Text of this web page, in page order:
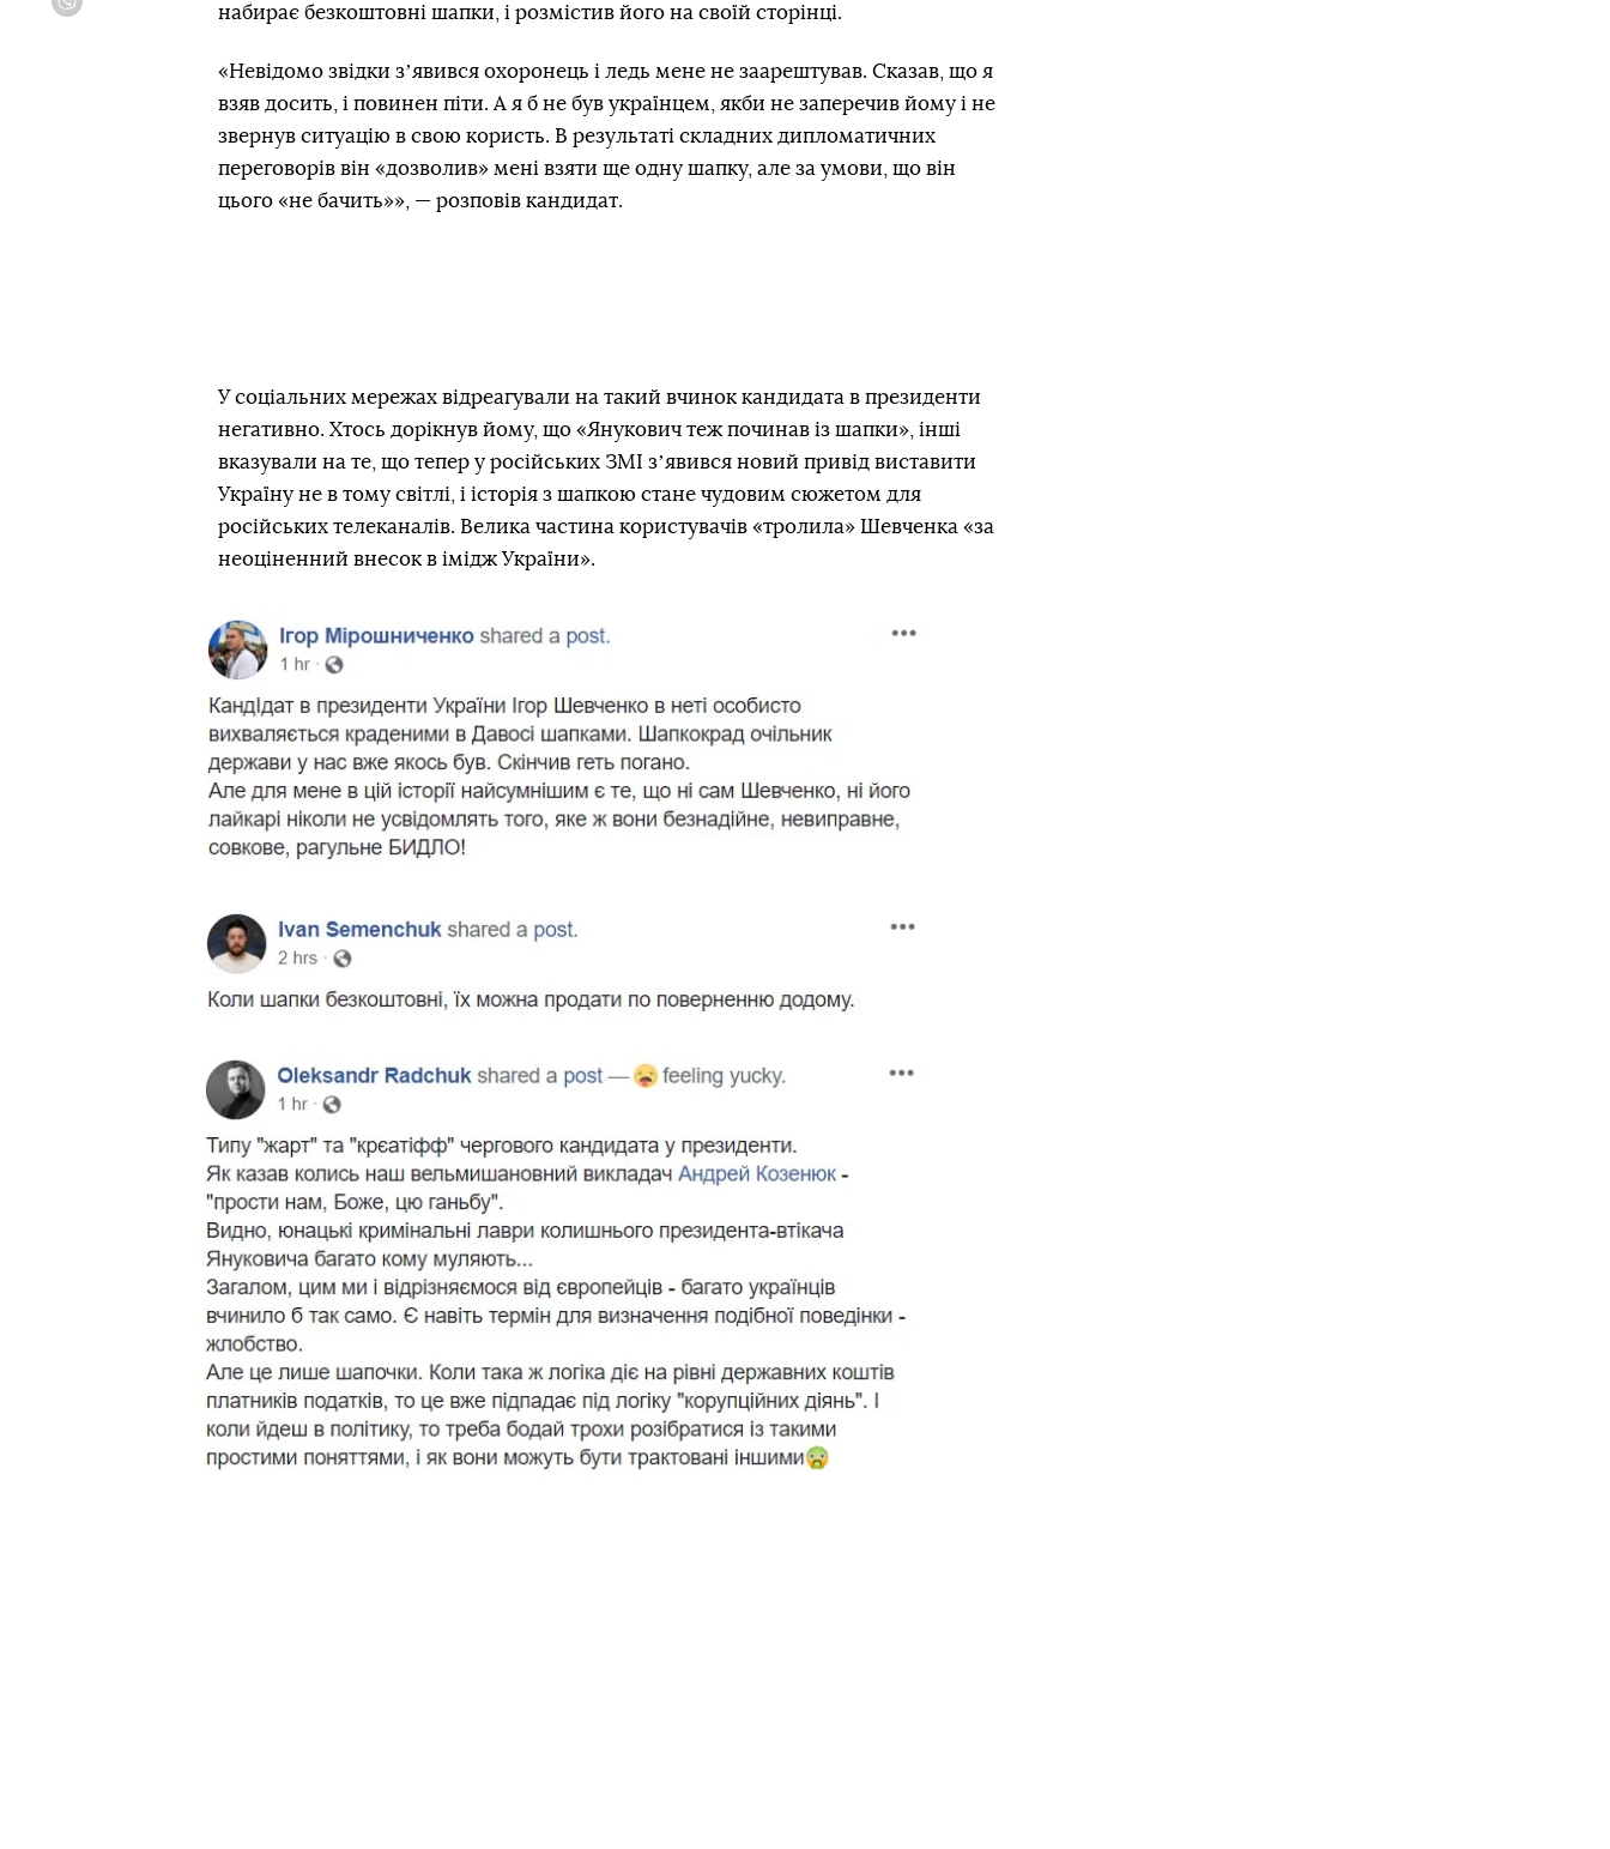
набирає безкоштовні шапки, і розмістив його на своїй сторінці.
«Невідомо звідки зʼявився охоронець і ледь мене не заарештував. Сказав, що я
взяв досить, і повинен піти. А я б не був українцем, якби не заперечив йому і не
звернув ситуацію в свою користь. В результаті складних дипломатичних
переговорів він «дозволив» мені взяти ще одну шапку, але за умови, що він
цього «не бачить»», — розповів кандидат.
У соціальних мережах відреагували на такий вчинок кандидата в президенти
негативно. Хтось дорікнув йому, що «Янукович теж починав із шапки», інші
вказували на те, що тепер у російських ЗМІ зʼявився новий привід виставити
Україну не в тому світлі, і історія з шапкою стане чудовим сюжетом для
російських телеканалів. Велика частина користувачів «тролила» Шевченка «за
неоціненний внесок в імідж України».